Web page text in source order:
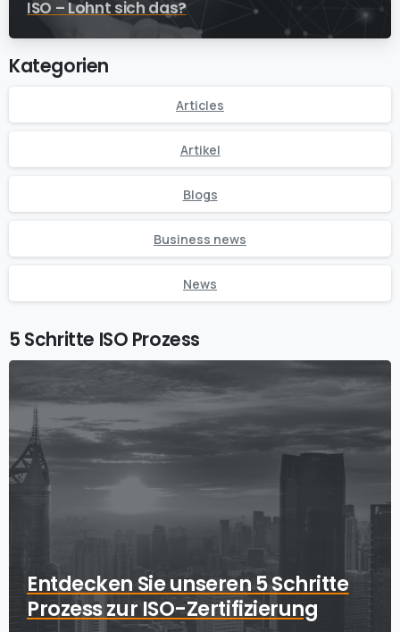
ISO – Lohnt sich das?
Kategorien
Articles
Artikel
Blogs
Business news
News
5 Schritte ISO Prozess
Entdecken Sie unseren 5 Schritte
Prozess zur ISO-Zertifizierung